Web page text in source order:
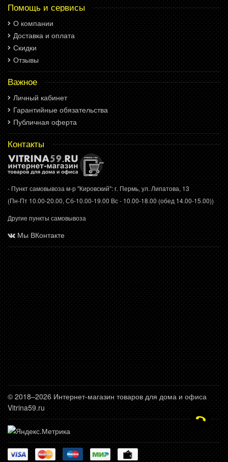
Помощь и сервисы
О компании
Доставка и оплата
Скидки
Отзывы
Важное
Личный кабинет
Гарантийные обязательства
Публичная оферта
Контакты
- Пункт самовывоза м-р "Кировский": г. Пермь, ул. Липатова, 13
(Пн-Пт 10.00-20.00, Сб-10.00-19.00 Вс - 10.00-18.00 (обед 14.00-15.00))
Другие пункты самовывоза
Мы ВКонтакте
© 2018–2026 Интернет-магазин товаров для дома и офиса
Vitrina59.ru